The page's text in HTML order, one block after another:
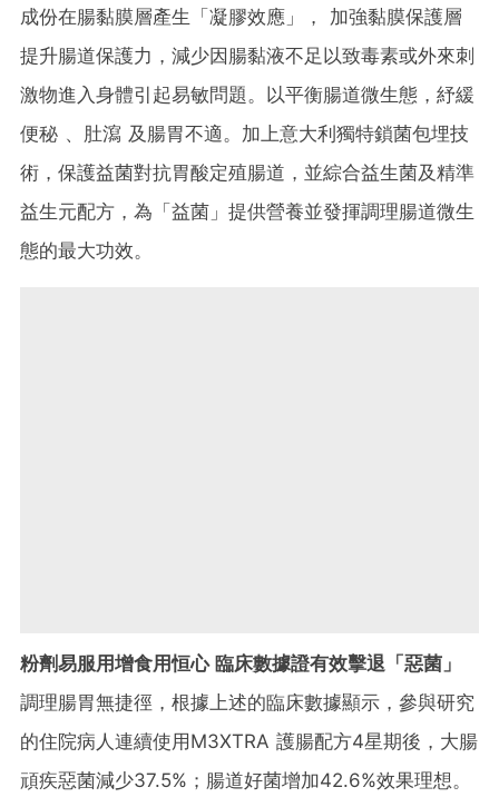
成份在腸黏膜層產生「凝膠效應」， 加強黏膜保護層
提升腸道保護力，減少因腸黏液不足以致毒素或外來刺
激物進入身體引起易敏問題。 以平衡腸道微生態，紓緩
便秘 、肚瀉 及腸胃不適。 加上意大利獨特鎖菌包埋技
術，保護益菌對抗胃酸定殖腸道，並綜合益生菌及精準
益生元配方，為「益菌」提供營養並發揮調理腸道微生
態的最大功效。
粉劑易服用增食用恒心 臨床數據證有效擊退「惡菌」
調理腸胃無捷徑，根據上述的臨床數據顯示，參與研究
的住院病人連續使用M3XTRA 護腸配方4星期後，大腸
頑疾惡菌減少37.5%；腸道好菌增加42.6%效果理想。